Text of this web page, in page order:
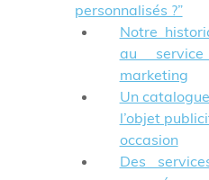
personnalisés ?”
Notre
au
marketing
Un
l’objet
occasion
Des